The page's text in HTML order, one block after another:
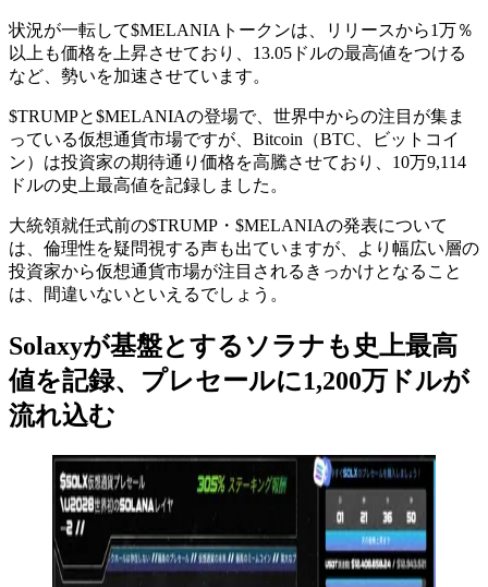
状況が一転して$MELANIAトークンは、リリースから1万％
以上も価格を上昇させており、13.05ドルの最高値をつける
など、勢いを加速させています。
$TRUMPと$MELANIAの登場で、世界中からの注目が集ま
っている仮想通貨市場ですが、Bitcoin（BTC、ビットコイ
ン）は投資家の期待通り価格を高騰させており、10万9,114
ドルの史上最高値を記録しました。
大統領就任式前の$TRUMP・$MELANIAの発表について
は、倫理性を疑問視する声も出ていますが、より幅広い層の
投資家から仮想通貨市場が注目されるきっかけとなること
は、間違いないといえるでしょう。
Solaxyが基盤とするソラナも史上最高
値を記録、プレセールに1,200万ドルが
流れ込む